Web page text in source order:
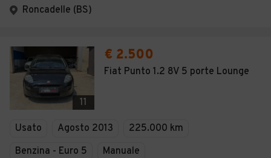
Roncadelle (BS)
11
€ 2.500
Fiat Punto 1.2 8V 5 porte Lounge
Usato Agosto 2013
225.000 km
Benzina - Euro 5
Manuale